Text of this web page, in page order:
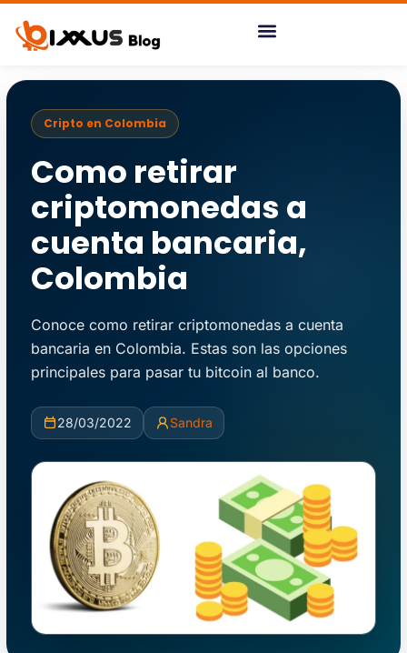
Ir
contenido
Cripto en Colombia
Como retirar
criptomonedas a
cuenta bancaria,
Colombia
Conoce como retirar criptomonedas a cuenta
bancaria en Colombia. Estas son las opciones
principales para pasar tu bitcoin al banco.
28/03/2022 Sandra